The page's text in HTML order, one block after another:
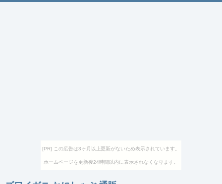
[PR] この広告は3ヶ月以上更新がないため表示されています。
ホームページを更新後24時間以内に表示されなくなります。